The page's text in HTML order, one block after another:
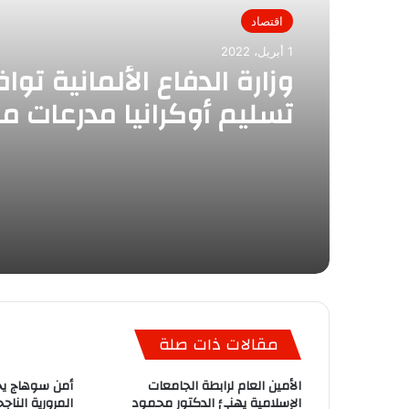
اقتصاد
1 أبريل، 2022
وزارة الدفاع الألمانية
تسليم أوكرانيا
عبر التشيك
مقالات ذات صلة
الأمين العام لرابطة الجامعات
الإسلامية يهنئ الدكتور محمود
أمن سوهاج
المرورية